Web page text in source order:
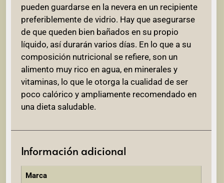
pueden guardarse en la nevera en un recipiente
preferiblemente de vidrio. Hay que asegurarse
de que queden bien bañados en su propio
líquido, así durarán varios días. En lo que a su
composición nutricional se refiere, son un
alimento muy rico en agua, en minerales y
vitaminas, lo que le otorga la cualidad de ser
poco calórico y ampliamente recomendado en
una dieta saludable.
Información adicional
Marca